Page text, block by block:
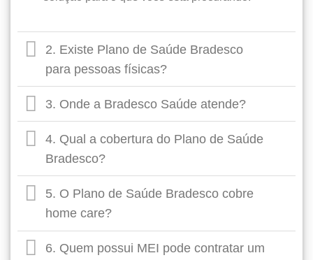
2. Existe Plano de Saúde Bradesco
para pessoas físicas?
3. Onde a Bradesco Saúde atende?
4. Qual a cobertura do Plano de Saúde
Bradesco?
5. O Plano de Saúde Bradesco cobre
home care?
6. Quem possui MEI pode contratar um